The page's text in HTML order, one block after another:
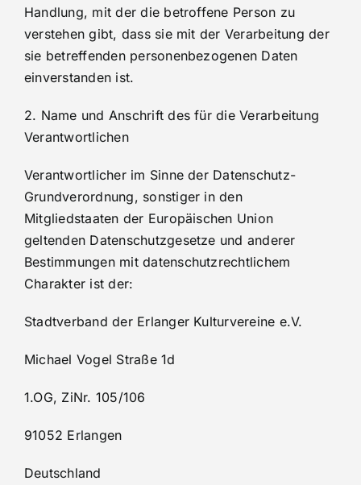
Handlung, mit der die betroffene Person zu
verstehen gibt, dass sie mit der Verarbeitung der
sie betreffenden personenbezogenen Daten
einverstanden ist.
2. Name und Anschrift des für die Verarbeitung
Verantwortlichen
Verantwortlicher im Sinne der Datenschutz-
Grundverordnung, sonstiger in den
Mitgliedstaaten der Europäischen Union
geltenden Datenschutzgesetze und anderer
Bestimmungen mit datenschutzrechtlichem
Charakter ist der:
Stadtverband der Erlanger Kulturvereine e.V.
Michael Vogel Straße 1d
1.OG, ZiNr. 105/106
91052 Erlangen
Deutschland